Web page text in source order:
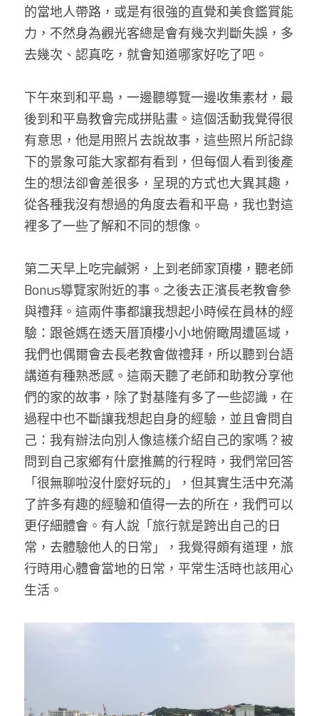
的當地人帶路，或是有很強的直覺和美食鑑賞能
力，不然身為觀光客總是會有幾次判斷失誤，多
去幾次、認真吃，就會知道哪家好吃了吧。
下午來到和平島，一邊聽導覽一邊收集素材，最
後到和平島教會完成拼貼畫。這個活動我覺得很
有意思，他是用照片去說故事，這些照片所記錄
下的景象可能大家都有看到，但每個人看到後產
生的想法卻會差很多，呈現的方式也大異其趣，
從各種我沒有想過的角度去看和平島，我也對這
裡多了一些了解和不同的想像。
第二天早上吃完鹹粥，上到老師家頂樓，聽老師
Bonus導覽家附近的事。之後去正濱長老教會參
與禮拜。這兩件事都讓我想起小時候在員林的經
驗：跟爸媽在透天厝頂樓小小地俯瞰周遭區域，
我們也偶爾會去長老教會做禮拜，所以聽到台語
講道有種熟悉感。這兩天聽了老師和助教分享他
們的家的故事，除了對基隆有多了一些認識，在
過程中也不斷讓我想起自身的經驗，並且會問自
己：我有辦法向別人像這樣介紹自己的家嗎？被
問到自己家鄉有什麼推薦的行程時，我們常回答
「很無聊啦沒什麼好玩的」，但其實生活中充滿
了許多有趣的經驗和值得一去的所在，我們可以
更仔細體會。有人說「旅行就是跨出自己的日
常，去體驗他人的日常」，我覺得頗有道理，旅
行時用心體會當地的日常，平常生活時也該用心
生活。